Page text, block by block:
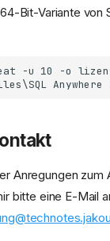
Syntax für
Beispiel
Feedback
Bit-Variante von
-u 10 -o
Anregungen zum
bitte eine E-Mail